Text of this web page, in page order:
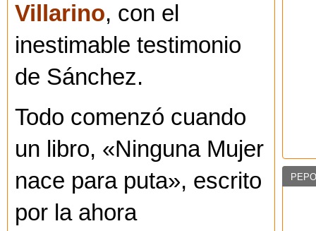
Villarino, con el
inestimable testimonio
de Sánchez.
Todo comenzó cuando
un libro, «Ninguna Mujer
nace para puta», escrito
por la ahora